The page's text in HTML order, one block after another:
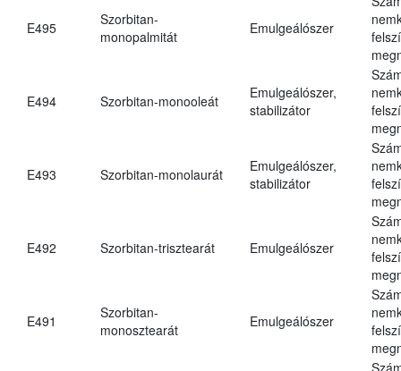
E495
Szorbitan-
monopalmitát
Emulgeálószer
E494 Szorbitan-monooleát
Emulgeálószer,
stabilizátor
E493 Szorbitan-monolaurát
Emulgeálószer,
stabilizátor
E492 Szorbitan-trisztearát Emulgeálószer
E491
Szorbitan-
monosztearát
Emulgeálószer